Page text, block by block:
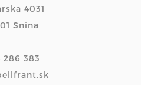
4031
Snina
286 383